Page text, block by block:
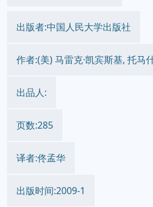
出版者:中国人民大学出版社
作者:(美) 马雷克·凯宾斯基, 托马
出品人:
页数:285
译者:佟孟华
出版时间:2009-1